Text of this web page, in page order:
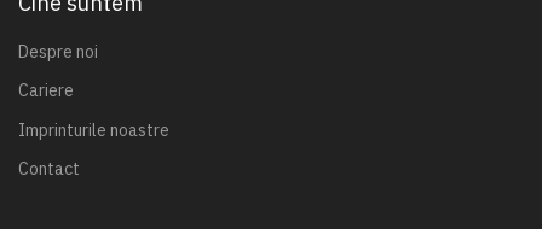
Despre noi
Cariere
Imprinturile noastre
Contact